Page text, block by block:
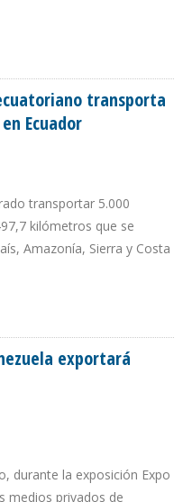
transporta
Ecuador
transportar 5.000
kilómetros que se
Amazonía, Sierra y Costa
exportará
durante la exposición Expo
medios privados de